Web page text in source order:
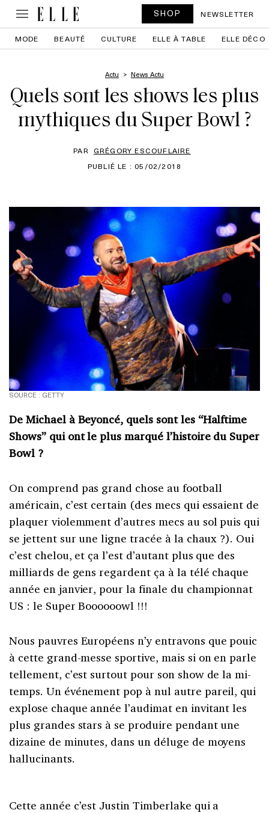
SHOP NEWSLETTER
MODE BEAUTÉ CULTURE ELLE À TABLE ELLE DÉCO
Actu News Actu
Quels sont les shows les plus
mythiques du Super Bowl ?
PAR GRÉGORY ESCOUFLAIRE
PUBLIÉ LE : 05/02/2018
SOURCE : GETTY
De Michael à Beyoncé, quels sont les “Halftime
Shows” qui ont le plus marqué l’histoire du Super
Bowl ?
On comprend pas grand chose au football
américain, c’est certain (des mecs qui essaient de
plaquer violemment d’autres mecs au sol puis qui
se jettent sur une ligne tracée à la chaux ?). Oui
c’est chelou, et ça l’est d’autant plus que des
milliards de gens regardent ça à la télé chaque
année en janvier, pour la finale du championnat
US : le Super Boooooowl !!!
Nous pauvres Européens n’y entravons que pouic
à cette grand-messe sportive, mais si on en parle
tellement, c’est surtout pour son show de la mi-
temps. Un événement pop à nul autre pareil, qui
explose chaque année l’audimat en invitant les
plus grandes stars à se produire pendant une
dizaine de minutes, dans un déluge de moyens
hallucinants.
Cette année c’est Justin Timberlake qui a